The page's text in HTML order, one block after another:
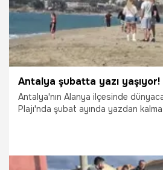
Antalya'nın Alanya ilçesinde
Plajı'nda şubat ayında yazdan